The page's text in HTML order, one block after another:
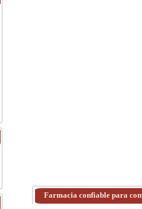
Farmacia confiable para